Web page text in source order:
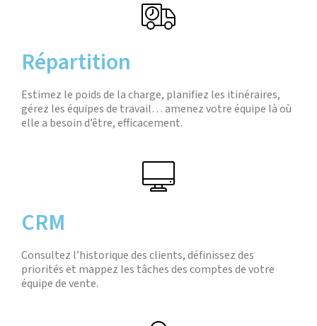
Répartition
Estimez le poids de la charge, planifiez les itinéraires,
gérez les équipes de travail… amenez votre équipe là où
elle a besoin d’être, efficacement.
CRM
Consultez l’historique des clients, définissez des
priorités et mappez les tâches des comptes de votre
équipe de vente.